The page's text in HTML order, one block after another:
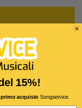
15%!
acquistoSongservice.